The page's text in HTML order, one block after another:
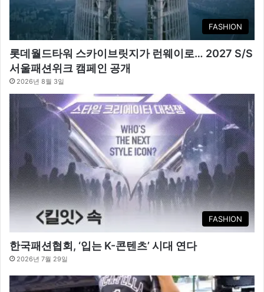
FASHION
롯데월드타워 스카이브릿지가 런웨이로… 2027 S/S
서울패션위크 캠페인 공개
2026년 8월 3일
FASHION
한국패션협회, ‘입는 K-콘텐츠’ 시대 연다
2026년 7월 29일